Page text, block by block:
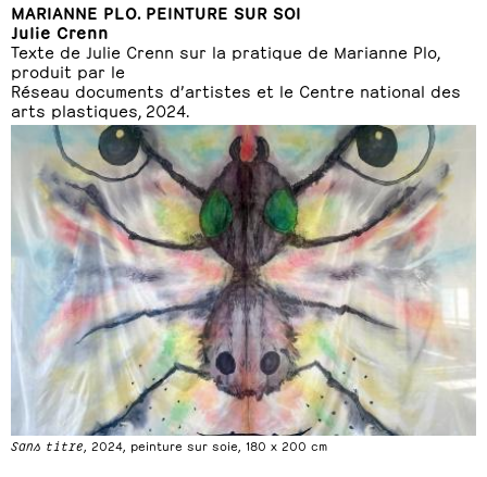
MARIANNE PLO. PEINTURE SUR SOI
Julie Crenn
Texte de Julie Crenn sur la pratique de Marianne Plo,
produit par le
Réseau documents d’artistes et le Centre national des
arts plastiques, 2024.
Sans titre , 2024, peinture sur soie, 180 x 200 cm